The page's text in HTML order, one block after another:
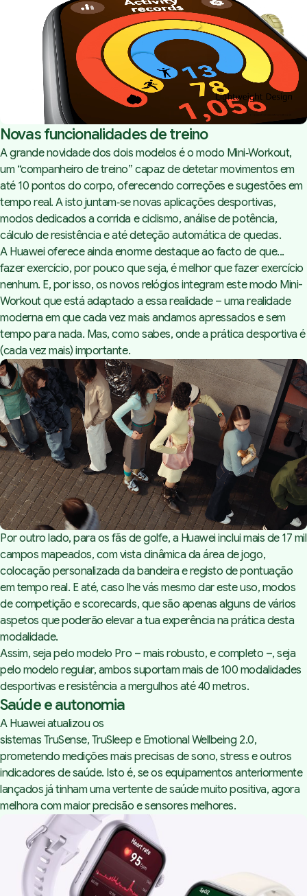
Novas funcionalidades de treino
A grande novidade dos dois modelos é o modo Mini‑Workout,
um “companheiro de treino” capaz de detetar movimentos em
até 10 pontos do corpo, oferecendo correções e sugestões em
tempo real. A isto juntam‑se novas aplicações desportivas,
modos dedicados a corrida e ciclismo, análise de potência,
cálculo de resistência e até deteção automática de quedas.
A Huawei oferece ainda enorme destaque ao facto de que...
fazer exercício, por pouco que seja, é melhor que fazer exercício
nenhum. E, por isso, os novos relógios integram este modo Mini-
Workout que está adaptado a essa realidade – uma realidade
moderna em que cada vez mais andamos apressados e sem
tempo para nada. Mas, como sabes, onde a prática desportiva é
(cada vez mais) importante.
Por outro lado, para os fãs de golfe, a Huawei inclui mais de 17 mil
campos mapeados, com vista dinâmica da área de jogo,
colocação personalizada da bandeira e registo de pontuação
em tempo real. E até, caso lhe vás mesmo dar este uso, modos
de competição escorecards, que são apenas alguns de vários
aspetos que poderão elevar a tua experência na prática desta
modalidade.
Assim, seja pelo modelo Pro – mais robusto, e completo –, seja
pelo modelo regular, ambos suportam mais de 100 modalidades
desportivas e resistência a mergulhos até 40 metros.
Saúde e autonomia
A Huawei atualizou os
sistemas TruSense, TruSleep e Emotional Wellbeing 2.0,
prometendo medições mais precisas de sono,stress e outros
indicadores de saúde. Isto é, se os equipamentos anteriormente
lançados já tinham uma vertente de saúde muito positiva, agora
melhora com maior precisão e sensores melhores.